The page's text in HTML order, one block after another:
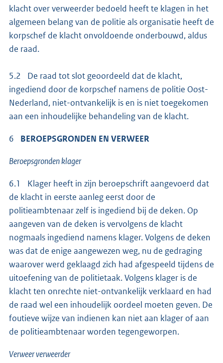
klacht over verweerder bedoeld heeft te klagen in het
algemeen belang van de politie als organisatie heeft de
korpschef de klacht onvoldoende onderbouwd, aldus
de raad.
5.2 De raad tot slot geoordeeld dat de klacht,
ingediend door de korpschef namens de politie Oost-
Nederland, niet-ontvankelijk is en is niet toegekomen
aan een inhoudelijke behandeling van de klacht.
6 BEROEPSGRONDEN EN VERWEER
Beroepsgronden klager
6.1 Klager heeft in zijn beroepschrift aangevoerd dat
de klacht in eerste aanleg eerst door de
politieambtenaar zelf is ingediend bij de deken. Op
aangeven van de deken is vervolgens de klacht
nogmaals ingediend namens klager. Volgens de deken
was dat de enige aangewezen weg, nu de gedraging
waarover werd geklaagd zich had afgespeeld tijdens de
uitoefening van de politietaak. Volgens klager is de
klacht ten onrechte niet-ontvankelijk verklaard en had
de raad wel een inhoudelijk oordeel moeten geven. De
foutieve wijze van indienen kan niet aan klager of aan
de politieambtenaar worden tegengeworpen.
Verweer verweerder